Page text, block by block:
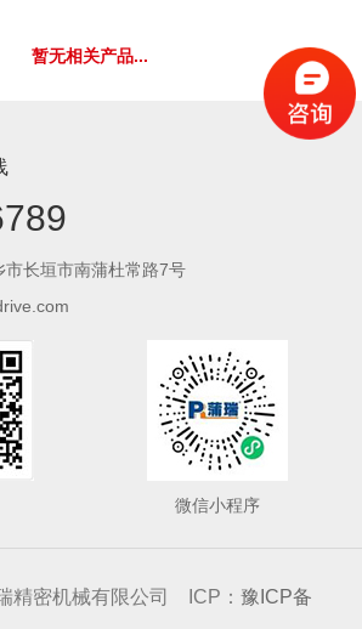
暂无相关产品...
长垣市南蒲杜常路7号
微信小程序
精密机械有限公司 ICP： 豫ICP备